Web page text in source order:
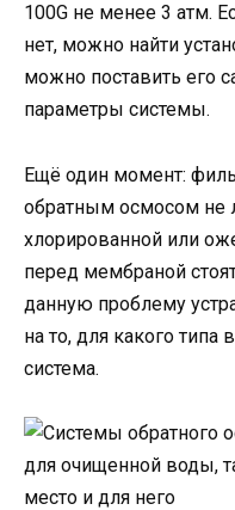
100G не менее 3 атм.
нет, можно найти
можно поставить его
параметры системы.
Ещё один момент:
обратным осмосом не
хлорированной или
перед мембраной
данную проблему
на то, для какого типа
система.